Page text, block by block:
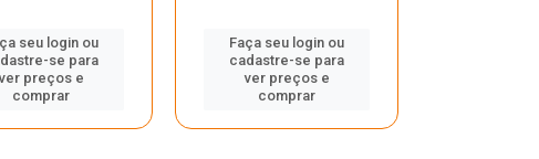
seu login ou
se para
preços e
comprar
Faça seu login ou
cadastre-se para
ver preços e
comprar